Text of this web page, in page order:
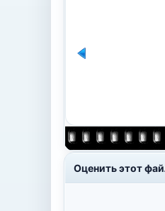
Оценить этот